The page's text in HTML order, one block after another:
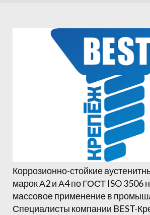
Коррозионно-стойкие
марок А2 и А4 по ГОСТ ISO 3506
массовое применение в
Специалисты компании BEST-